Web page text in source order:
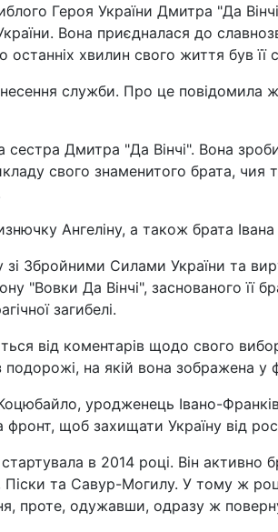
Героя України Дмитра "Да
Вона приєдналася до
хвилин свого життя був її
служби. Про це повідомила
Дмитра "Да Вінчі". Вона
свого знаменитого брата, чия
Ангеліну, а також брата
зі Збройними Силами України та
"Вовки Да Вінчі", заснованого її
загибелі.
від коментарів щодо свого
подорожі, на якій вона зображена у
уродженець Івано-
щоб захищати Україну від
в 2014 році. Він активно
та Савур-Могилу. У тому ж
проте, одужавши, одразу ж